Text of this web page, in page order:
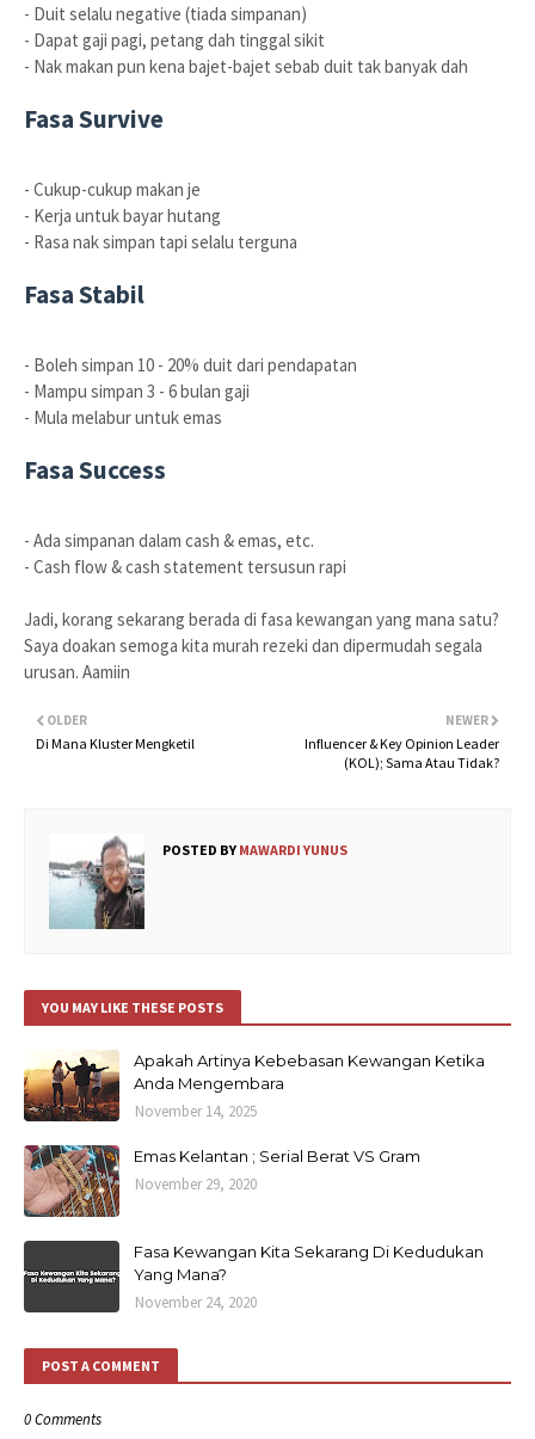
- Duit selalu negative (tiada simpanan)
- Dapat gaji pagi, petang dah tinggal sikit
- Nak makan pun kena bajet-bajet sebab duit tak banyak dah
Fasa Survive
- Cukup-cukup makan je
- Kerja untuk bayar hutang
- Rasa nak simpan tapi selalu terguna
Fasa Stabil
- Boleh simpan 10 - 20% duit dari pendapatan
- Mampu simpan 3 - 6 bulan gaji
- Mula melabur untuk emas
Fasa Success
- Ada simpanan dalam cash & emas, etc.
- Cash flow & cash statement tersusun rapi
Jadi, korang sekarang berada di fasa kewangan yang mana satu?
Saya doakan semoga kita murah rezeki dan dipermudah segala
urusan. Aamiin
NEWER
Influencer & Key Opinion Leader
(KOL); Sama Atau Tidak?
OLDER
Di Mana Kluster Mengketil
POSTED BY MAWARDI YUNUS
YOU MAY LIKE THESE POSTS
Apakah Artinya Kebebasan Kewangan Ketika
Anda Mengembara
November 14, 2025
Emas Kelantan ; Serial Berat VS Gram
November 29, 2020
Fasa Kewangan Kita Sekarang Di Kedudukan
Yang Mana?
November 24, 2020
POST A COMMENT
0 Comments